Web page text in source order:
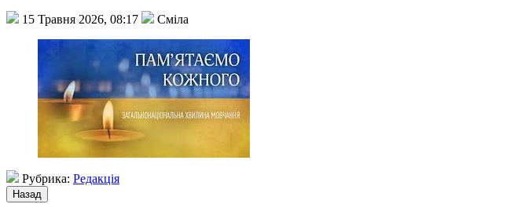
15 Травня 2026, 08:17 Сміла
Рубрика: Редакція